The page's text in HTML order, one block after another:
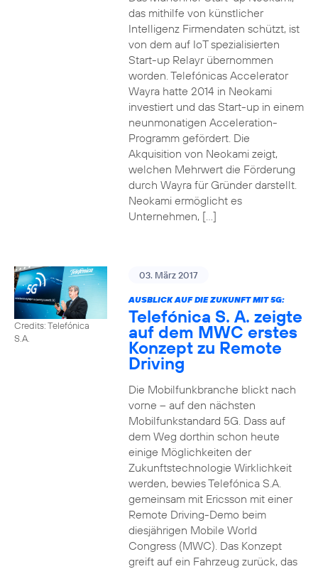
das mithilfe von künstlicher
Intelligenz Firmendaten schützt, ist
von dem auf IoT spezialisierten
Start-up Relayr übernommen
worden. Telefónicas Accelerator
Wayra hatte 2014 in Neokami
investiert und das Start-up in einem
neunmonatigen Acceleration-
Programm gefördert. Die
Akquisition von Neokami zeigt,
welchen Mehrwert die Förderung
durch Wayra für Gründer darstellt.
Neokami ermöglicht es
Unternehmen, […]
Credits: Telefónica
S.A.
03. März 2017
AUSBLICK AUF DIE ZUKUNFT MIT 5G:
Telefónica S. A. zeigte
auf dem MWC erstes
Konzept zu Remote
Driving
Die Mobilfunkbranche blickt nach
vorne – auf den nächsten
Mobilfunkstandard 5G. Dass auf
dem Weg dorthin schon heute
einige Möglichkeiten der
Zukunftstechnologie Wirklichkeit
werden, bewies Telefónica S.A.
gemeinsam mit Ericsson mit einer
Remote Driving-Demo beim
diesjährigen Mobile World
Congress (MWC). Das Konzept
greift auf ein Fahrzeug zurück, das